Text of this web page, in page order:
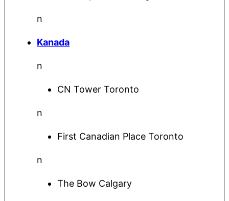
n
Kanada
n
CN Tower Toronto
n
First Canadian Place Toronto
n
The Bow Calgary